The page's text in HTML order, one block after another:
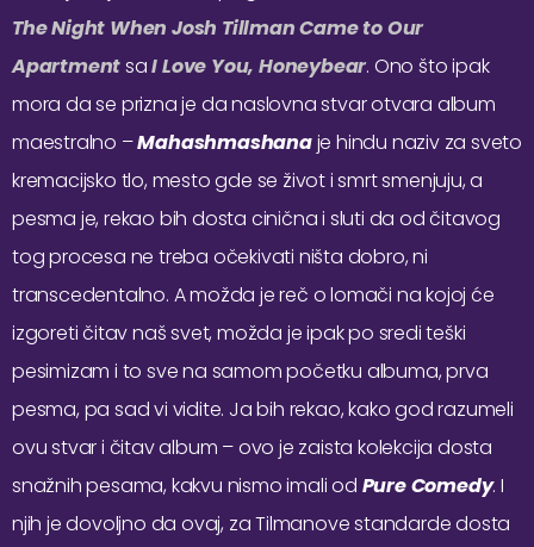
The Night When Josh Tillman Came to Our
ApartmentsaI Love You, Honeybear. Ono što ipak
mora da se prizna je da naslovna stvar otvara album
maestralno –Mahashmashanaje hindu naziv za sveto
kremacijsko tlo, mesto gde se život i smrt smenjuju, a
pesma je, rekao bih dosta cinična i sluti da od čitavog
tog procesa ne treba očekivati ništa dobro, ni
transcedentalno. A možda je reč o lomači na kojoj će
izgoreti čitav naš svet, možda je ipak po sredi teški
pesimizam i to sve na samom početku albuma, prva
pesma, pa sad vi vidite. Ja bih rekao, kako god razumeli
ovu stvar i čitav album – ovo je zaista kolekcija dosta
snažnih pesama, kakvu nismo imali od Pure Comedy. I
njih je dovoljno da ovaj, za Tilmanove standarde dosta